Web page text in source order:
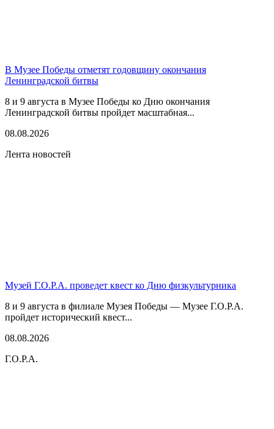
В Музее Победы отметят годовщину окончания
Ленинградской битвы
8 и 9 августа в Музее Победы ко Дню окончания
Ленинградской битвы пройдет масштабная...
08.08.2026
Лента новостей
Музей Г.О.Р.А. проведет квест ко Дню физкультурника
8 и 9 августа в филиале Музея Победы — Музее Г.О.Р.А.
пройдет исторический квест...
08.08.2026
Г.О.Р.А.